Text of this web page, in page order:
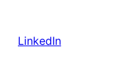
LinkedIn